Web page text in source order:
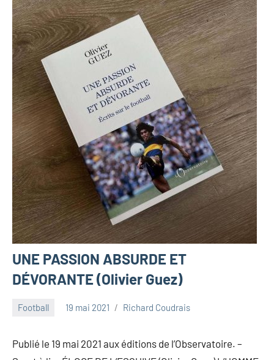
UNE PASSION ABSURDE ET
DÉVORANTE (Olivier Guez)
Football 19 mai 2021 Richard Coudrais
Publié le 19 mai 2021 aux éditions de l’Observatoire. –